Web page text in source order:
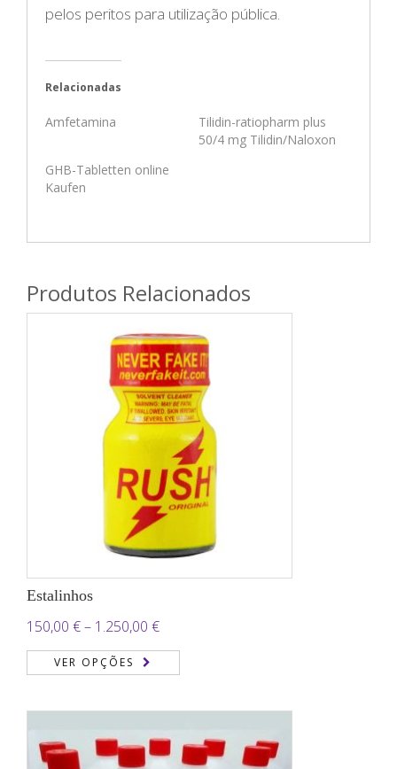
pelos peritos para utilização pública.
Relacionadas
Amfetamina
Tilidin-ratiopharm plus
50/4 mg Tilidin/Naloxon
GHB-Tabletten online
Kaufen
Produtos Relacionados
Estalinhos
150,00 €– 1.250,00 €Price
range:
150,00 €
1.250,00 €
VER OPÇÕES